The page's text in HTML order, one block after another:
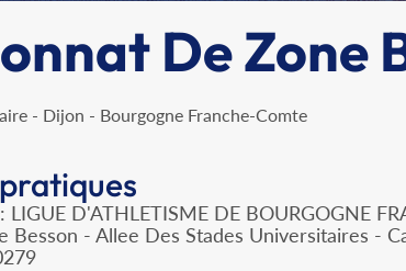
De Zone
- Dijon - Bourgogne Franche-Comte
: LIGUE D'ATHLETISME DE BOURGOGNE
Besson - Allee Des Stades Universitaires -